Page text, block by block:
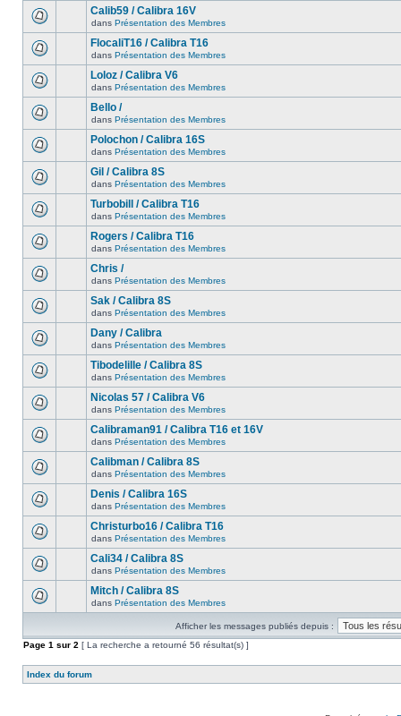
Calib59 / Calibra 16V
dans Présentation des Membres
FlocaliT16 / Calibra T16
dans Présentation des Membres
Loloz / Calibra V6
dans Présentation des Membres
Bello /
dans Présentation des Membres
Polochon / Calibra 16S
dans Présentation des Membres
Gil / Calibra 8S
dans Présentation des Membres
Turbobill / Calibra T16
dans Présentation des Membres
Rogers / Calibra T16
dans Présentation des Membres
Chris /
dans Présentation des Membres
Sak / Calibra 8S
dans Présentation des Membres
Dany / Calibra
dans Présentation des Membres
Tibodelille / Calibra 8S
dans Présentation des Membres
Nicolas 57 / Calibra V6
dans Présentation des Membres
Calibraman91 / Calibra T16 et 16V
dans Présentation des Membres
Calibman / Calibra 8S
dans Présentation des Membres
Denis / Calibra 16S
dans Présentation des Membres
Christurbo16 / Calibra T16
dans Présentation des Membres
Cali34 / Calibra 8S
dans Présentation des Membres
Mitch / Calibra 8S
dans Présentation des Membres
Afficher les messages publiés depuis :
Page 1 sur 2 [ La recherche a retourné 56 résultat(s) ]
Index du forum